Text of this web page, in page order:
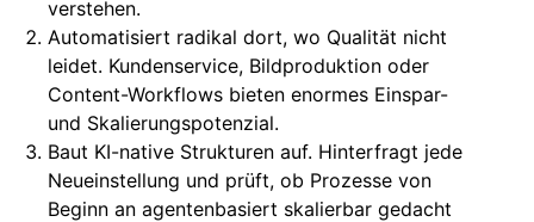
verstehen.
Automatisiert radikal dort, wo Qualität nicht
leidet. Kundenservice, Bildproduktion oder
Content-Workflows bieten enormes Einspar-
und Skalierungspotenzial.
Baut KI-native Strukturen auf. Hinterfragt jede
Neueinstellung und prüft, ob Prozesse von
Beginn an agentenbasiert skalierbar gedacht